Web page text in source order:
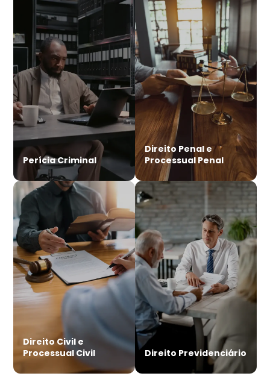
Perícia Criminal
Direito Penal e
Processual Penal
Direito Civil e
Processual Civil
Direito Previdenciário